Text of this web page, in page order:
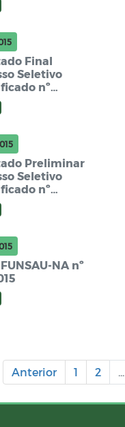
Final
Seletivo
nº
Preliminar
Seletivo
nº
NA nº
Anterior 1 2 ...